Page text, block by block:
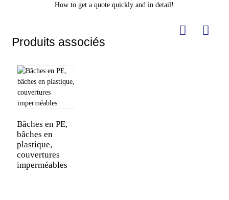
How to get a quote quickly and in detail!
Produits associés
Bâches en PE,
bâches en
plastique,
couvertures
imperméables